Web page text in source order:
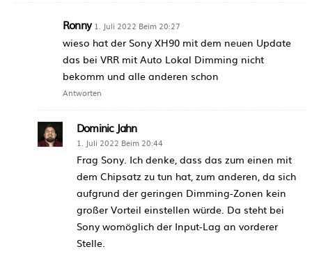
Ronny 1. Juli 2022 Beim 20:27
wieso hat der Sony XH90 mit dem neuen Update
das bei VRR mit Auto Lokal Dimming nicht
bekomm und alle anderen schon
Antworten
Dominic Jahn
1. Juli 2022 Beim 20:44
Frag Sony. Ich denke, dass das zum einen mit
dem Chipsatz zu tun hat, zum anderen, da sich
aufgrund der geringen Dimming-Zonen kein
großer Vorteil einstellen würde. Da steht bei
Sony womöglich der Input-Lag an vorderer
Stelle.